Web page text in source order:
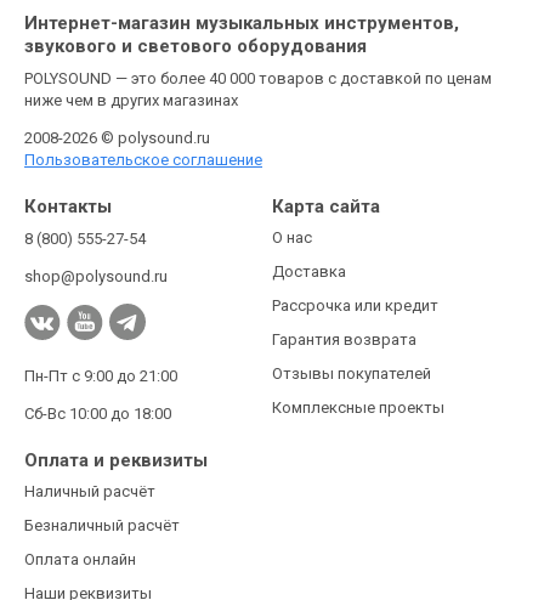
Интернет-магазин музыкальных инструментов,
звукового и светового оборудования
POLYSOUND — это более 40 000 товаров с доставкой по ценам
ниже чем в других магазинах
2008-2026 © polysound.ru
Пользовательское соглашение
Контакты
8 (800) 555-27-54
shop@polysound.ru
Пн-Пт с 9:00 до 21:00
Сб-Вс 10:00 до 18:00
Карта сайта
О нас
Доставка
Рассрочка или кредит
Гарантия возврата
Отзывы покупателей
Комплексные проекты
Оплата и реквизиты
Наличный расчёт
Безналичный расчёт
Оплата онлайн
Наши реквизиты